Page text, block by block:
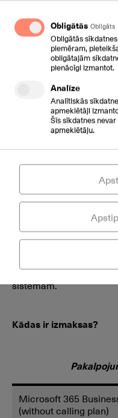
Interneta pieslēgums.
Vai ir pieejama
Microsoft Teams
grāmatu, lai Jūs varētu
kontaktiem.
Vai ir papildus maksa
Neatkarīgi no
atkarīgas tikai no
Piemēram, atrodoties
numuru, Jūs
Vai ir pieejamas
Ir iespējama
sistēmām.
Kādas ir izmaksas?
Microsoft 365
(without calling plan)
Obligātās Obligāts
Obligātās
piemēram,
obligātajām
pienācīgi izmantot.
Analīze
Analītiskās
apmeklētāji
Šīs sīkdatnes
apmeklētāju.